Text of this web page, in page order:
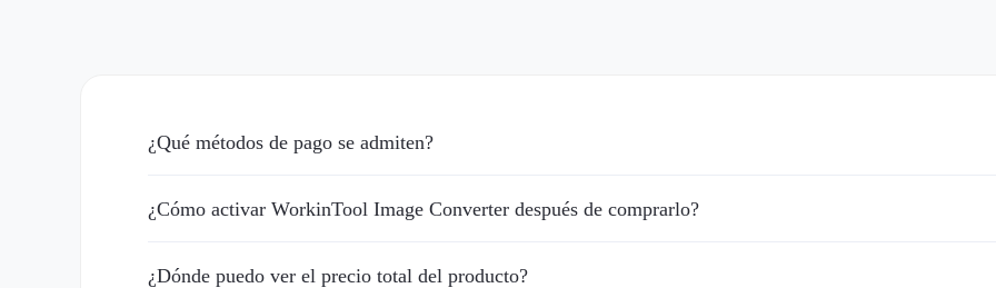
¿Qué métodos de pago se admiten?
¿Cómo activar WorkinTool Image Converter después de comprarlo?
¿Dónde puedo ver el precio total del producto?